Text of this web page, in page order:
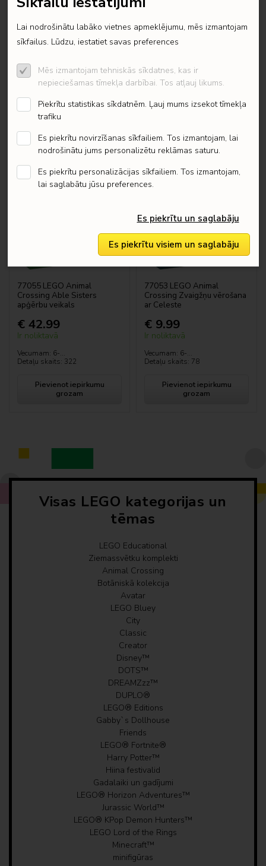
77054 LEGO Animal
Crossing Leif karavāna un
€ 32.99
Ir noliktavā
Vecumam: 7-...
Detaļu skaits: 263
Pievienot iepirkumu
grozam
77049 LEGO Animal
Crossing Isabelle mājas
€ 46.90
Ir noliktavā
Vecumam: 6-...
Detaļu skaits: 389
Pievienot iepirkumu
77055 LEGO Animal
Crossing Able Sisters
apģērbu veikals
€ 42.99
Ir noliktavā
Vecumam: 6-...
Detaļu skaits: 322
Pievienot iepirkumu
grozam
77053 LEGO Animal
Crossing Zvaigžņu vērošana
ar Celeste
€ 9.99
Ir noliktavā
Vecumam: 6-...
Detaļu skaits: 78
Pievienot iepirkumu
grozam
Visas LEGO kategorijas un
tēmas
LEGO Educational
Ziemassvētku komplekti
Animal Crossing
Botāniskā kolekcija
Avatar
LEGO Bluey
City
Classic
Creator
Disney™
DOTS™
DREAMZzz™
DUPLO®
LEGO® Editions
Gabby`s Dollhouse
Friends
LEGO® Fortnite®
Harry Potter™
Hiina festivalid
Gadalaiki un gadījumi
LEGO® Horizon Adventures™
Jurassic World™
LEGO® KPop Demon Hunters™
LEGO Lord of the Rings
Minecraft™
minifigūras
Lai nodrošinātu labāko vietnes apmeklējumu, mēs izmantojam
sīkfailus. Lūdzu, iestatiet savas preferences
Mēs izmantojam tehniskās sīkdatnes, kas ir
nepieciešamas tīmekļa darbībai. Tos atļauj likums.
Piekrītu statistikas sīkdatnēm. Ļauj mums izsekot tīmekļa
trafiku
Es piekrītu novirzīšanas sīkfailiem. Tos izmantojam, lai
nodrošinātu jums personalizētu reklāmas saturu.
Es piekrītu personalizācijas sīkfailiem. Tos izmantojam,
lai saglabātu jūsu preferences.
Es piekrītu un saglabāju
Es piekrītu visiem un saglabāju
LEGO® Wicked
LEGO edasijõudnutele
Art
Architecture
Icons
Technic™
LEGO elustiil
Puzles un spēļu kārtis
Sussi sisse
LEGO® dāvanu karte
Skolas piederumi, kancelejas preces
Skolas somas, pinballes, maki utt.
Uzglabāšanas kastes, vitrīnas
Dzērienu pudeles, pārtikas trauki, pusdienu